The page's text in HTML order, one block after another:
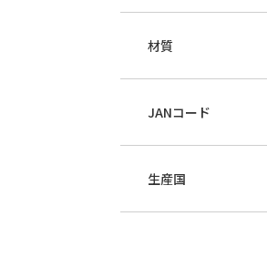
材質
JANコード
生産国